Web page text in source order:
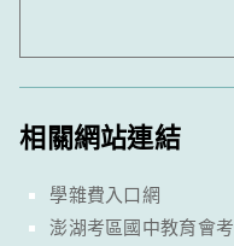
相關網站連結
學雜費入口網
澎湖考區國中教育會考